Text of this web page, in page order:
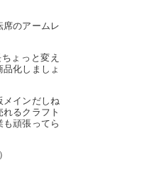
のアームレ
ょっと変え
化しましょ
インだしね
るクラフト
頑張ってら